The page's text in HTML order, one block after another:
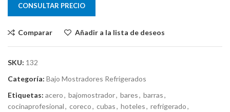
CONSULTAR PRECIO
Comparar Añadir a la lista de deseos
SKU: 132
Categoría: Bajo Mostradores Refrigerados
Etiquetas: acero, bajomostrador, bares, barras,
cocinaprofesional, coreco, cubas, hoteles, refrigerado,